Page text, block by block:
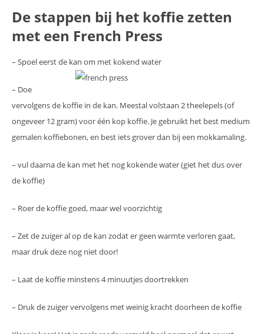
De stappen bij het koffie zetten
met een French Press
– Spoel eerst de kan om met kokend water
– Doe
vervolgens de koffie in de kan. Meestal volstaan 2 theelepels (of
ongeveer 12 gram) voor één kop koffie. Je gebruikt het best medium
gemalen koffiebonen, en best iets grover dan bij een mokkamaling.
– vul daarna de kan met het nog kokende water (giet het dus over
de koffie)
– Roer de koffie goed, maar wel voorzichtig
– Zet de zuiger al op de kan zodat er geen warmte verloren gaat,
maar druk deze nog niet door!
– Laat de koffie minstens 4 minuutjes doortrekken
– Druk de zuiger vervolgens met weinig kracht doorheen de koffie